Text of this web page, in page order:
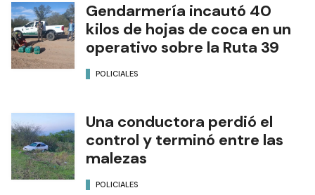
Gendarmería incautó 40
kilos de hojas de coca en un
operativo sobre la Ruta 39
POLICIALES
Una conductora perdió el
control y terminó entre las
malezas
POLICIALES